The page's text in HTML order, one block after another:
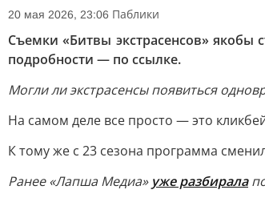
20 мая 2026, 23:06 Паблики
Съемки «Битвы экстрасенсов» якобы
подробности — по ссылке.
Могли ли экстрасенсы появиться
На самом деле все просто — это
К тому же с 23 сезона программа
Ранее «Лапша Медиа» уже разбирала